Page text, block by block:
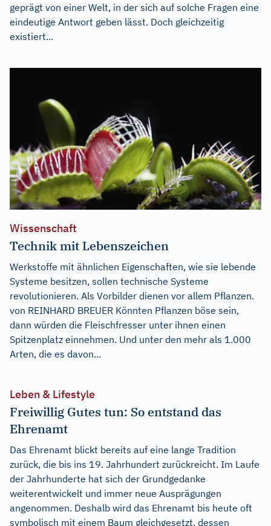
geprägt von einer Welt, in der sich auf solche Fragen eine
eindeutige Antwort geben lässt. Doch gleichzeitig
existiert...
Wissenschaft
Technik mit Lebenszeichen
Werkstoffe mit ähnlichen Eigenschaften, wie sie lebende
Systeme besitzen, sollen technische Systeme
revolutionieren. Als Vorbilder dienen vor allem Pflanzen.
von REINHARD BREUER Könnten Pflanzen böse sein,
dann würden die Fleischfresser unter ihnen einen
Spitzenplatz einnehmen. Und unter den mehr als 1.000
Arten, die es davon...
Leben & Lifestyle
Freiwillig Gutes tun: So entstand das
Ehrenamt
Das Ehrenamt blickt bereits auf eine lange Tradition
zurück, die bis ins 19. Jahrhundert zurückreicht. Im Laufe
der Jahrhunderte hat sich der Grundgedanke
weiterentwickelt und immer neue Ausprägungen
angenommen. Deshalb wird das Ehrenamt bis heute oft
symbolisch mit einem Baum gleichgesetzt, dessen